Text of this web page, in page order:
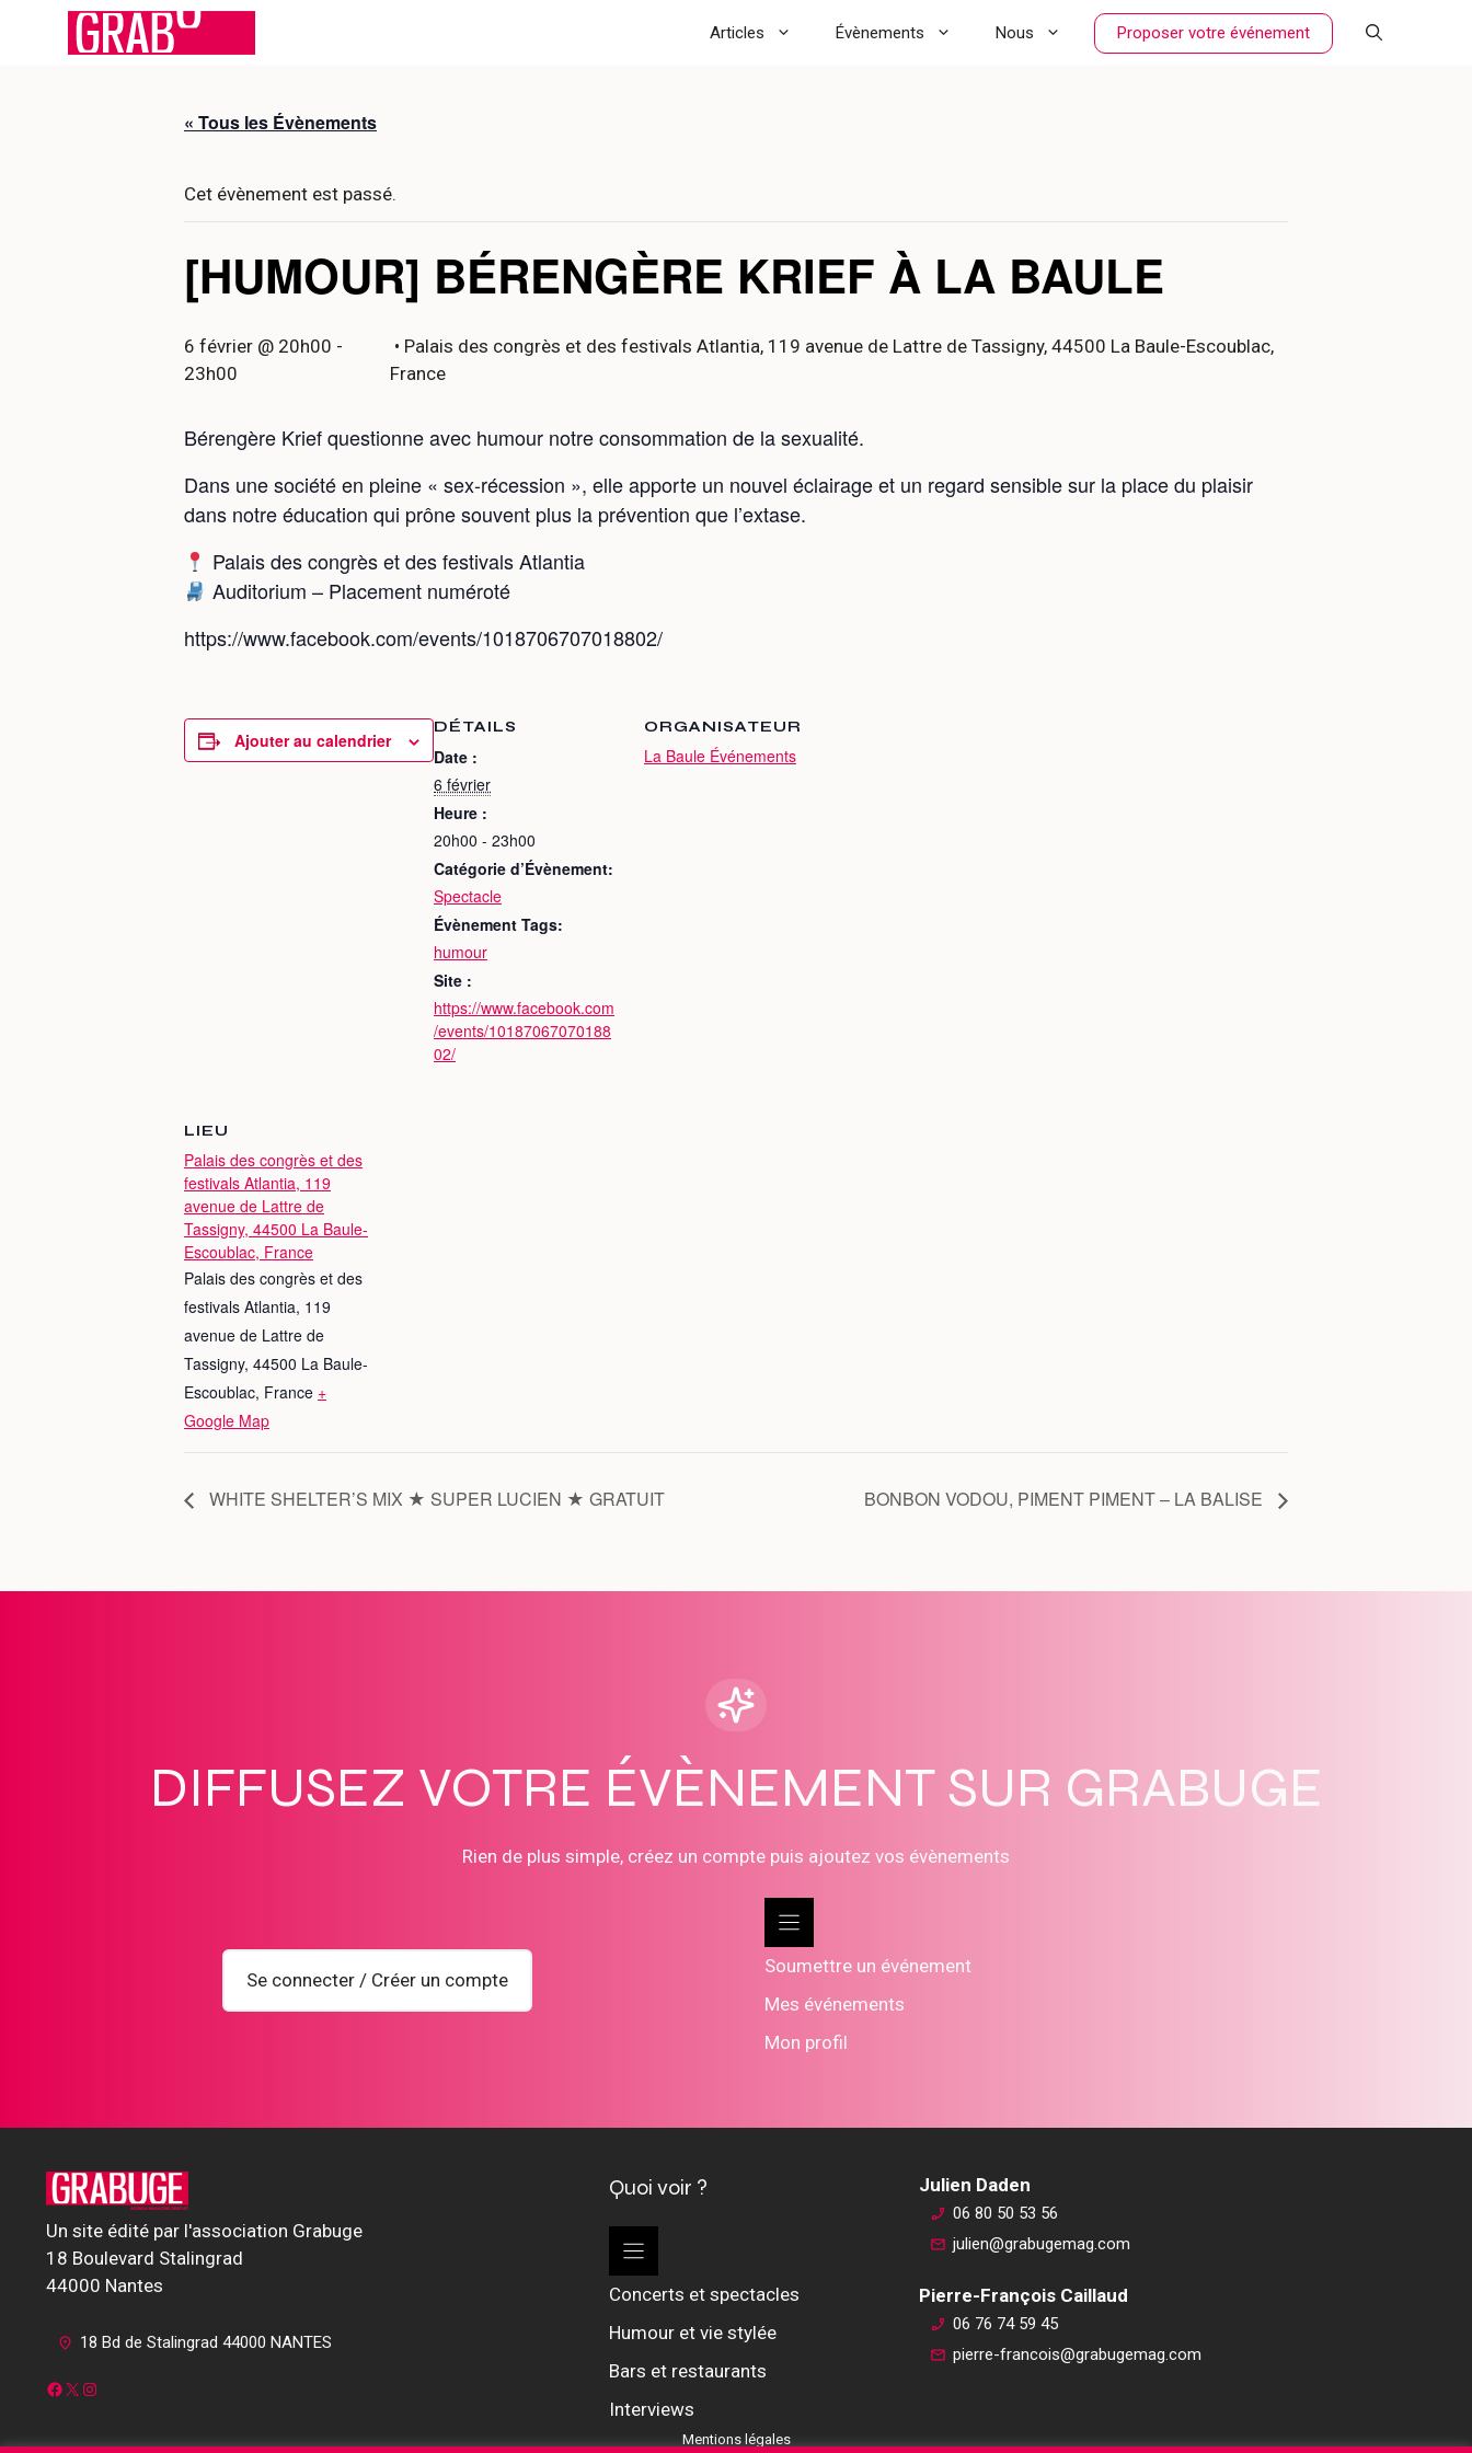
Articles Évènements Nous Proposer votre événement
« Tous les Évènements
Cet évènement est passé.
[HUMOUR] BÉRENGÈRE KRIEF À LA BAULE
6 février @ 20h00 -
23h00
• Palais des congrès et des festivals Atlantia, 119 avenue de Lattre de Tassigny, 44500 La Baule-Escoublac,
France
Bérengère Krief questionne avec humour notre consommation de la sexualité.
Dans une société en pleine « sex-récession », elle apporte un nouvel éclairage et un regard sensible sur la place du plaisir
dans notre éducation qui prône souvent plus la prévention que l’extase.
Palais des congrès et des festivals Atlantia
Auditorium – Placement numéroté
https://www.facebook.com/events/1018706707018802/
Ajouter au calendrier
DÉTAILS
Date :
6 février
Heure :
20h00 - 23h00
Catégorie d’Évènement:
Spectacle
Évènement Tags:
humour
Site :
https://www.facebook.com
/events/10187067070188
02/
ORGANISATEUR
La Baule Événements
LIEU
Palais des congrès et des
festivals Atlantia, 119
avenue de Lattre de
Tassigny, 44500 La Baule-
Escoublac, France
Palais des congrès et des
festivals Atlantia, 119
avenue de Lattre de
Tassigny, 44500 La Baule-
Escoublac, France +
Google Map
WHITE SHELTER’S MIX ★ SUPER LUCIEN ★ GRATUIT BONBON VODOU, PIMENT PIMENT – LA BALISE
DIFFUSEZ VOTRE ÉVÈNEMENT SUR GRABUGE
Rien de plus simple, créez un compte puis ajoutez vos évènements
Se connecter / Créer un compte
Soumettre un événement
Mes événements
Mon profil
Un site édité par l'association Grabuge
18 Boulevard Stalingrad
44000 Nantes
18 Bd de Stalingrad 44000 NANTES
Facebook
X Instagram
Quoi voir ?
Concerts et spectacles
Humour et vie stylée
Bars et restaurants
Interviews
Julien Daden
06 80 50 53 56
julien@grabugemag.com
Pierre-François Caillaud
06 76 74 59 45
pierre-francois@grabugemag.com
Mentions légales